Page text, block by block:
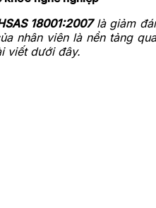
18001:2007là giảm
nhân viên là nền tảng
viết dưới đây.